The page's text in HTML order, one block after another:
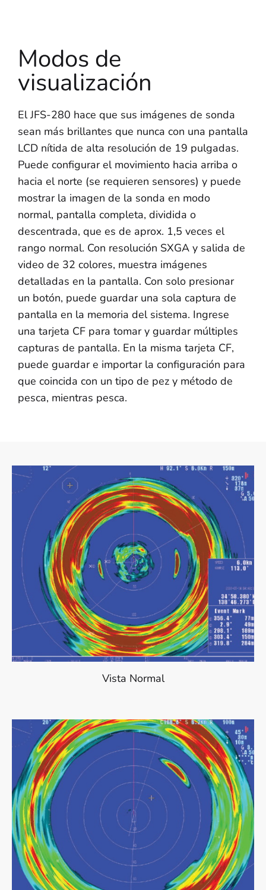
Modos de
visualización
El JFS-280 hace que sus imágenes de sonda
sean más brillantes que nunca con una pantalla
LCD nítida de alta resolución de 19 pulgadas.
Puede configurar el movimiento hacia arriba o
hacia el norte (se requieren sensores) y puede
mostrar la imagen de la sonda en modo
normal, pantalla completa, dividida o
descentrada, que es de aprox. 1,5 veces el
rango normal. Con resolución SXGA y salida de
video de 32 colores, muestra imágenes
detalladas en la pantalla. Con solo presionar
un botón, puede guardar una sola captura de
pantalla en la memoria del sistema. Ingrese
una tarjeta CF para tomar y guardar múltiples
capturas de pantalla. En la misma tarjeta CF,
puede guardar e importar la configuración para
que coincida con un tipo de pez y método de
pesca, mientras pesca.
Vista Normal